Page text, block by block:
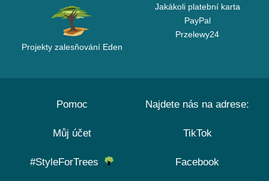
Projekty zalesňování Eden
Jakákoli platební karta
PayPal
Przelewy24
Pomoc
Můj účet
#StyleForTrees
Najdete nás na adrese:
TikTok
Facebook